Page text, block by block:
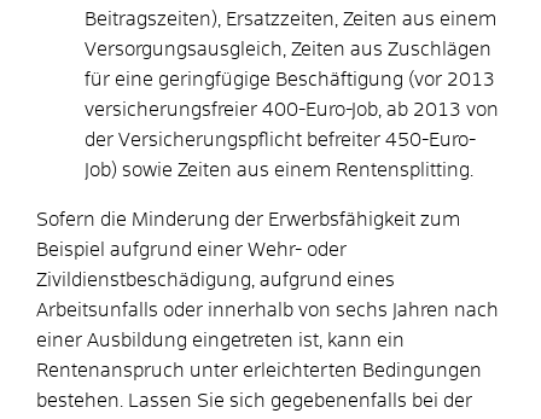
Beitragszeiten), Ersatzzeiten, Zeiten aus einem
Versorgungsausgleich, Zeiten aus Zuschlägen
für eine geringfügige Beschäftigung (vor 2013
versicherungsfreier 400-Euro-Job, ab 2013 von
der Versicherungspflicht befreiter 450-Euro-
Job) sowie Zeiten aus einem Rentensplitting.
Sofern die Minderung der Erwerbsfähigkeit zum
Beispiel aufgrund einer Wehr- oder
Zivildienstbeschädigung, aufgrund eines
Arbeitsunfalls oder innerhalb von sechs Jahren nach
einer Ausbildung eingetreten ist, kann ein
Rentenanspruch unter erleichterten Bedingungen
bestehen. Lassen Sie sich gegebenenfalls bei der